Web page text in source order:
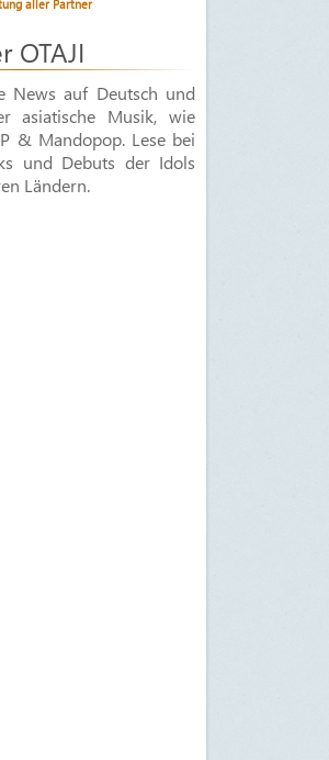
aller Partner
OTAJI
News auf Deutsch und
asiatische Musik, wie
& Mandopop. Lese bei
und Debuts der Idols
Ländern.